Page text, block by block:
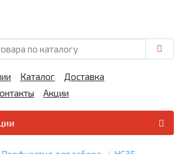
Каталог
Доставка
Акции